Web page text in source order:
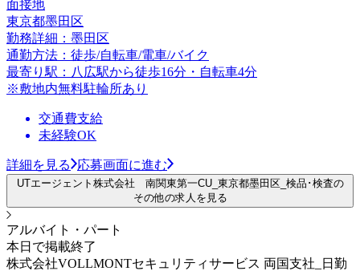
面接地
東京都墨田区
勤務詳細：墨田区
通勤方法：徒歩/自転車/電車/バイク
最寄り駅：八広駅から徒歩16分・自転車4分
※敷地内無料駐輪所あり
交通費支給
未経験OK
詳細を見る 応募画面に進む
UTエージェント株式会社 南関東第一CU_東京都墨田区_検品･検査の
その他の求人を見る
アルバイト・パート
本日で掲載終了
株式会社VOLLMONTセキュリティサービス 両国支社_日勤